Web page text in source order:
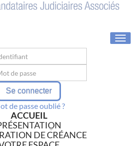
Se connecter
de passe oublié ?
ACCUEIL
DE CRÉANCE